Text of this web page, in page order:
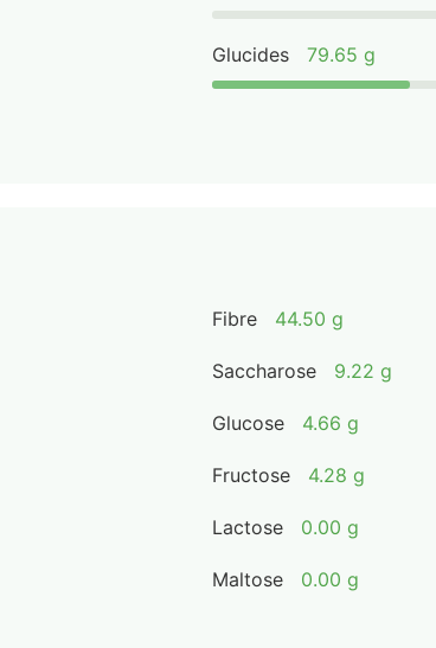
Glucides 79.65 g
Fibre 44.50 g
Saccharose 9.22 g
Glucose 4.66 g
Fructose 4.28 g
Lactose 0.00 g
Maltose 0.00 g